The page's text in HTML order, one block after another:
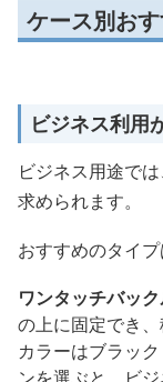
ケース別お
ビジネス利用
ビジネス用途では
求められます。
おすすめのタイプ
ワンタッチバッ
の上に固定でき
カラーはブラッ